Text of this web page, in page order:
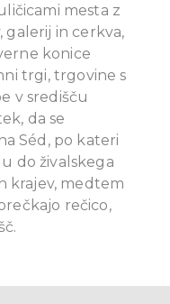
mesta z
galerij in cerkva,
konice
trgi, trgovine s
v središču
da se
Séd, po kateri
do živalskega
krajev, medtem
rečico,